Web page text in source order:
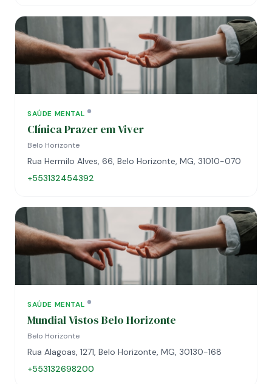
SAÚDE MENTAL
Clínica Prazer em Viver
Belo Horizonte
Rua Hermilo Alves, 66, Belo Horizonte, MG, 31010-070
+553132454392
SAÚDE MENTAL
Mundial Vistos Belo Horizonte
Belo Horizonte
Rua Alagoas, 1271, Belo Horizonte, MG, 30130-168
+553132698200